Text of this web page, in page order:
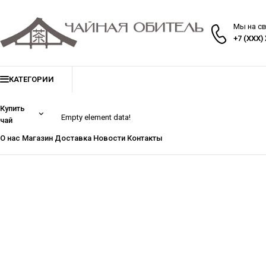
Мы на
+7 (XXX)
КАТЕГОРИИ
Купить
чай
Empty element data!
О нас Магазин Доставка Новости Контакты